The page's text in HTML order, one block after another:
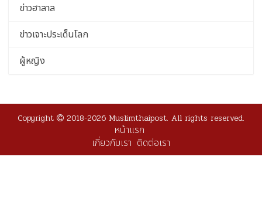
ข่าวฮาลาล
ข่าวเจาะประเด็นโลก
ผู้หญิง